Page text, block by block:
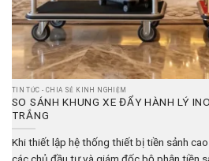
TIN TỨC - CHIA SẺ KINH NGHIỆM
SO SÁNH KHUNG XE ĐẨY HÀNH LÝ
TRẮNG
Khi thiết lập hệ thống thiết bị tiền sảnh